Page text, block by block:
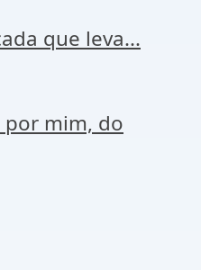
que leva...
mim, do